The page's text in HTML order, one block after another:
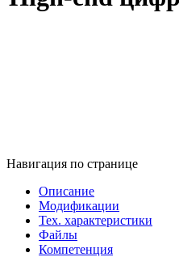
Навигация по странице
Описание
Модификации
Тех. характеристики
Файлы
Компетенция